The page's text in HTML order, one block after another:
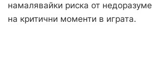
намалявайки риска от
на критични моменти в играта.